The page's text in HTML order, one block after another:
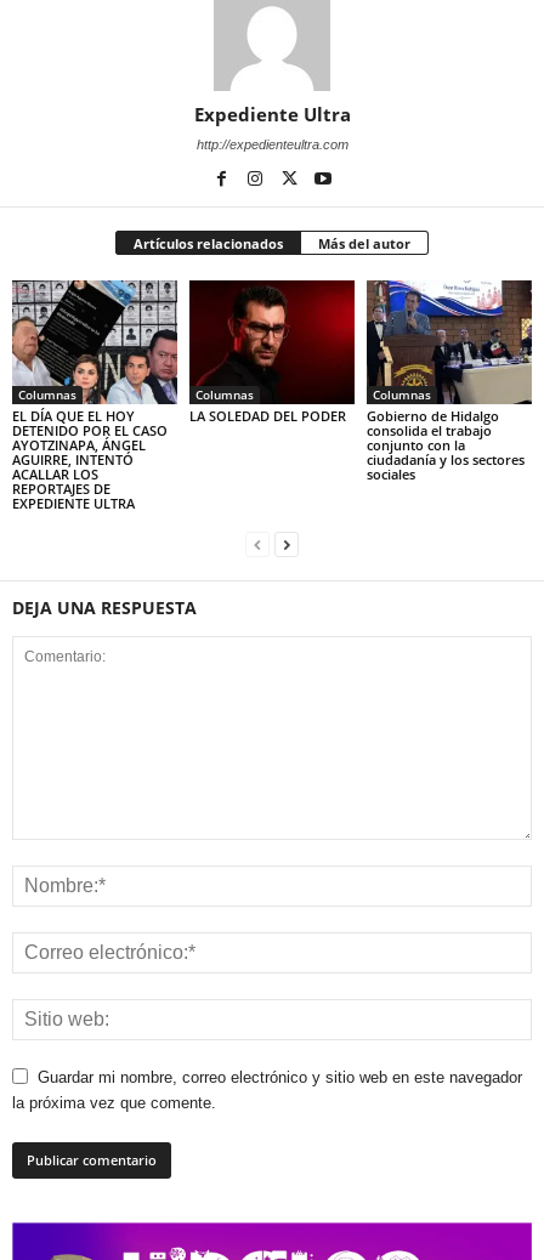
Expediente Ultra
http://expedienteultra.com
Artículos relacionados Más del autor
Columnas
EL DÍA QUE EL HOY
DETENIDO POR EL CASO
AYOTZINAPA, ÁNGEL
AGUIRRE, INTENTÓ
ACALLAR LOS
REPORTAJES DE
EXPEDIENTE ULTRA
Columnas
LA SOLEDAD DEL PODER
Columnas
Gobierno de Hidalgo
consolida el trabajo
conjunto con la
ciudadanía y los sectores
sociales
DEJA UNA RESPUESTA
Guardar mi nombre, correo electrónico y sitio web en este navegador
la próxima vez que comente.